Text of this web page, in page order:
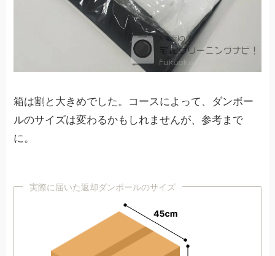
箱は割と大きめでした。コースによって、ダンボー
ルのサイズは変わるかもしれませんが、参考まで
に。
実際に届いた返却ダンボールのサイズ